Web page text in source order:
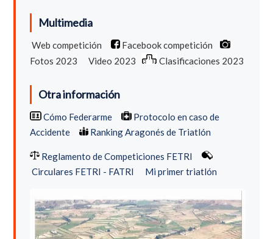
Multimedia
Web competición
Facebook competición
Fotos 2023
Video 2023 Clasificaciones 2023
Otra información
Cómo Federarme
Protocolo en caso de
Accidente
Ranking Aragonés de Triatlón
Reglamento de Competiciones FETRI
Circulares FETRI - FATRI
Mi primer triatlón